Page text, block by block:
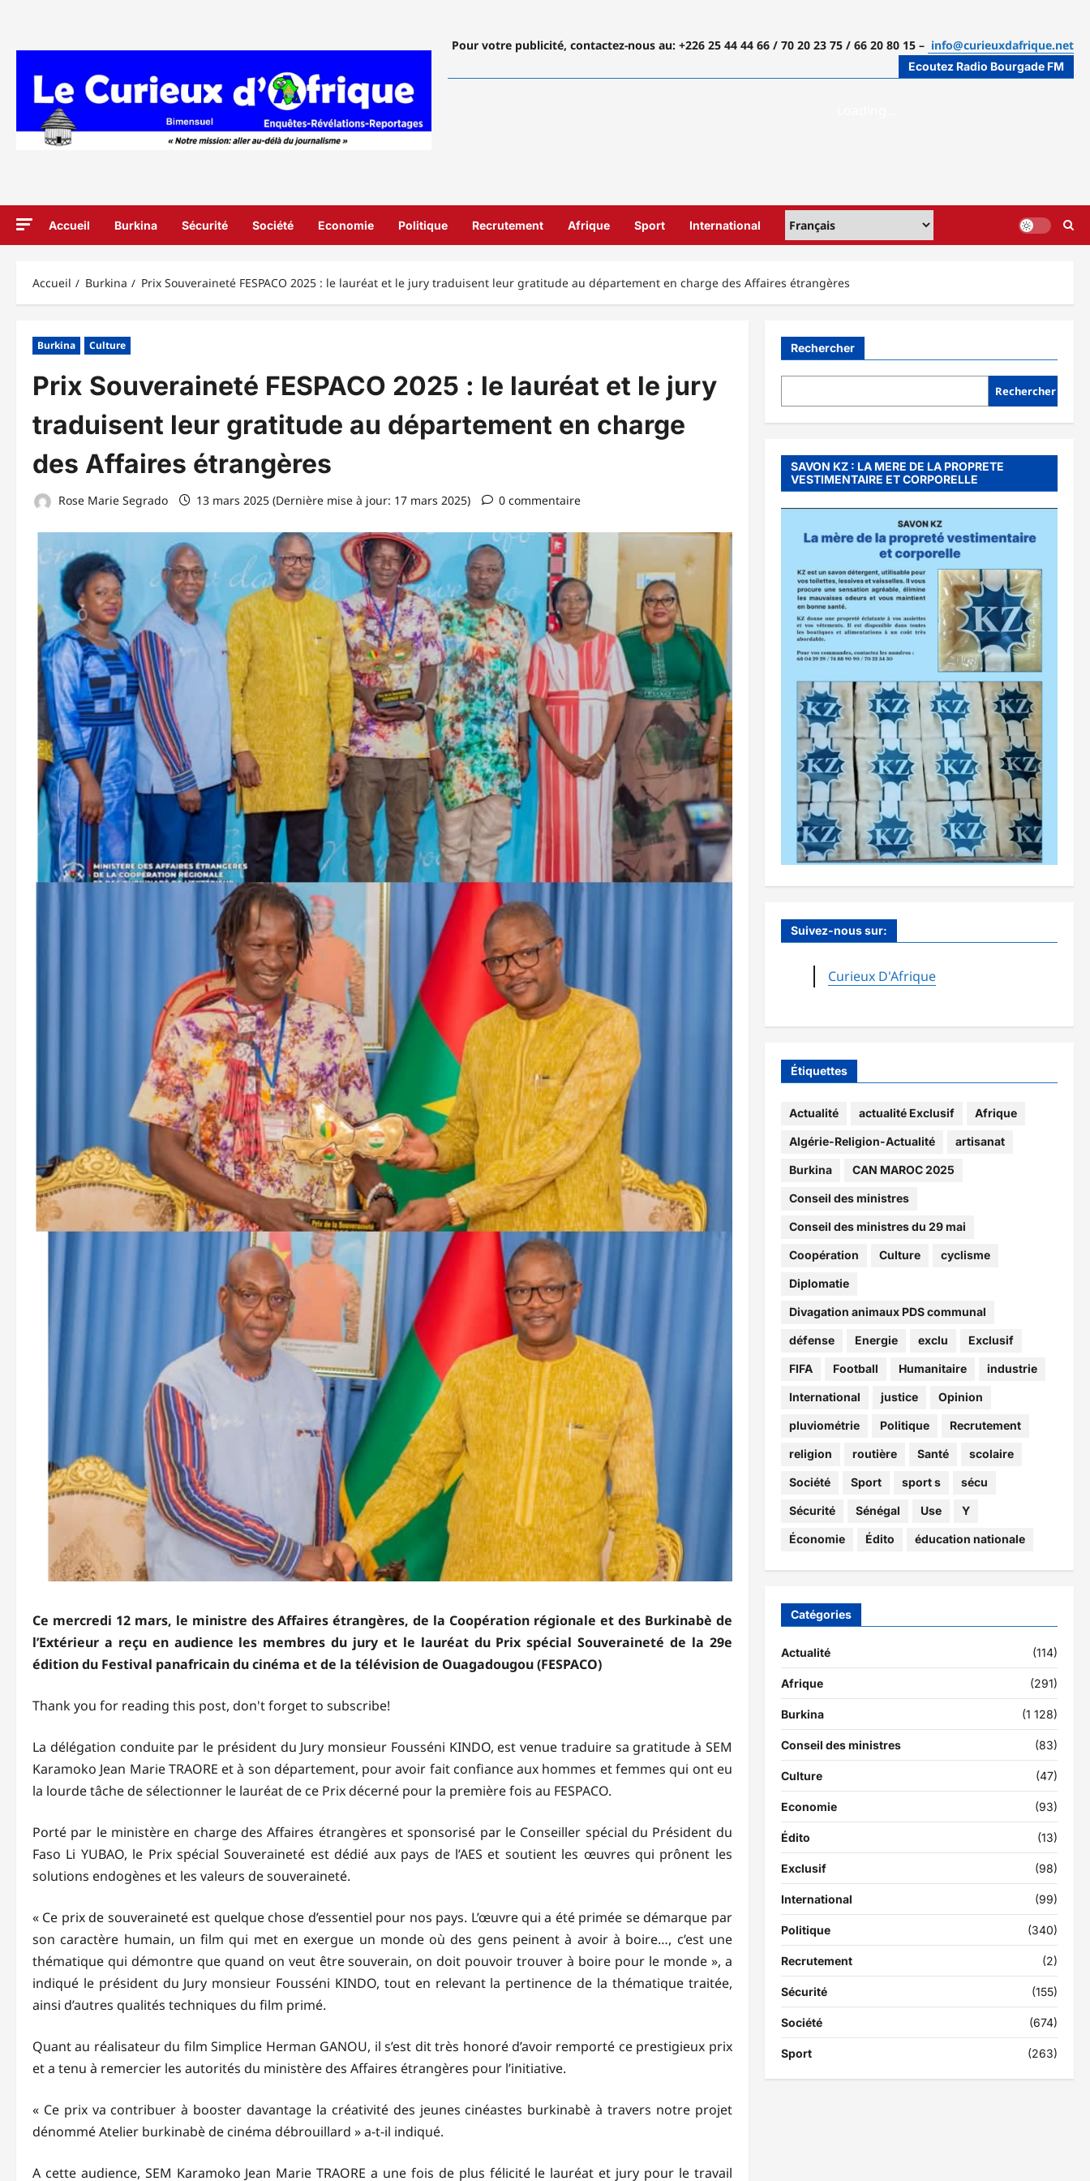
Pour votre publicité, contactez-nous au: +226 25 44 44 66 / 70 20 23 75 / 66 20 80 15 – info@curieuxdafrique.net
Ecoutez Radio Bourgade FM
Accueil Burkina Sécurité Société Economie Politique Recrutement Afrique Sport International
Accueil Burkina Prix Souveraineté FESPACO 2025 : le lauréat et le jury traduisent leur gratitude au département en charge des Affaires étrangères
Burkina Culture
Prix Souveraineté FESPACO 2025 : le lauréat et le jury
traduisent leur gratitude au département en charge
des Affaires étrangères
Rose Marie Segrado 13 mars 2025 (Dernière mise à jour: 17 mars 2025) 0 commentaire
Ce mercredi 12 mars, le ministre des Affaires étrangères, de la Coopération régionale et des Burkinabè de
l’Extérieur a reçu en audience les membres du jury et le lauréat du Prix spécial Souveraineté de la 29e
édition du Festival panafricain du cinéma et de la télévision de Ouagadougou (FESPACO)
Thank you for reading this post, don't forget to subscribe!
La délégation conduite par le président du Jury monsieur Fousséni KINDO, est venue traduire sa gratitude à SEM
Karamoko Jean Marie TRAORE et à son département, pour avoir fait confiance aux hommes et femmes qui ont eu
la lourde tâche de sélectionner le lauréat de ce Prix décerné pour la première fois au FESPACO.
Porté par le ministère en charge des Affaires étrangères et sponsorisé par le Conseiller spécial du Président du
Faso Li YUBAO, le Prix spécial Souveraineté est dédié aux pays de l’AES et soutient les œuvres qui prônent les
solutions endogènes et les valeurs de souveraineté.
« Ce prix de souveraineté est quelque chose d’essentiel pour nos pays. L’œuvre qui a été primée se démarque par
son caractère humain, un film qui met en exergue un monde où des gens peinent à avoir à boire…, c’est une
thématique qui démontre que quand on veut être souverain, on doit pouvoir trouver à boire pour le monde », a
indiqué le président du Jury monsieur Fousséni KINDO, tout en relevant la pertinence de la thématique traitée,
ainsi d’autres qualités techniques du film primé.
Quant au réalisateur du film Simplice Herman GANOU, il s’est dit très honoré d’avoir remporté ce prestigieux prix
et a tenu à remercier les autorités du ministère des Affaires étrangères pour l’initiative.
« Ce prix va contribuer à booster davantage la créativité des jeunes cinéastes burkinabè à travers notre projet
dénommé Atelier burkinabè de cinéma débrouillard » a-t-il indiqué.
A cette audience, SEM Karamoko Jean Marie TRAORE a une fois de plus félicité le lauréat et jury pour le travail
Rechercher
Rechercher
SAVON KZ : LA MERE DE LA PROPRETE
VESTIMENTAIRE ET CORPORELLE
Suivez-nous sur:
Curieux D'Afrique
Étiquettes
Actualité actualité Exclusif Afrique
Algérie-Religion-Actualité artisanat
Burkina CAN MAROC 2025
Conseil des ministres
Conseil des ministres du 29 mai
Coopération Culture cyclisme
Diplomatie
Divagation animaux PDS communal
défense Energie exclu Exclusif
FIFA Football Humanitaire industrie
International justice Opinion
pluviométrie Politique Recrutement
religion routière Santé scolaire
Société Sport sport s sécu
Sécurité Sénégal Use Y
Économie Édito éducation nationale
Catégories
Actualité (114)
Afrique (291)
Burkina (1 128)
Conseil des ministres (83)
Culture (47)
Economie (93)
Édito (13)
Exclusif (98)
International (99)
Politique (340)
Recrutement (2)
Sécurité (155)
Société (674)
Sport (263)